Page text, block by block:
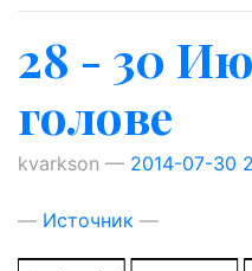
28 - 30
голове
kvarkson 2014-07-30
Источник